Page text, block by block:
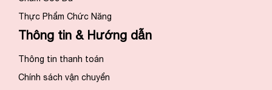
Thực Phẩm Chức Năng
Thông tin & Hướng dẫn
Thông tin thanh toán
Chính sách vận chuyển